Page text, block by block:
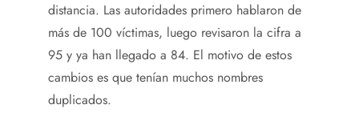
distancia. Las autoridades primero hablaron de
más de 100 víctimas, luego revisaron la cifra a
95 y ya han llegado a 84. El motivo de estos
cambios es que tenían muchos nombres
duplicados.